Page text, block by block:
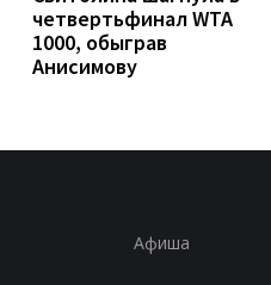
четвертьфинал WTA
1000, обыграв
Анисимову
Афиша